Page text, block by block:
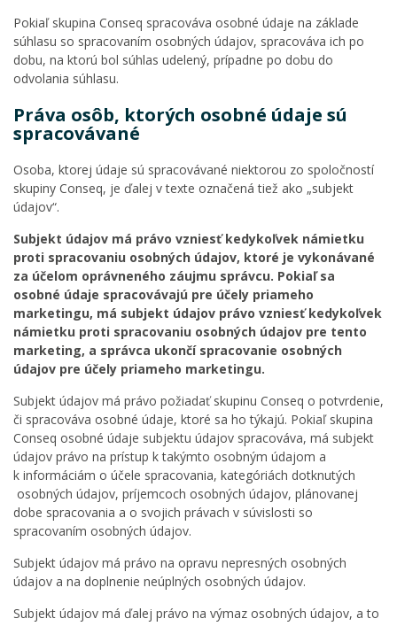
Pokiaľ skupina Conseq spracováva osobné údaje na základe
súhlasu so spracovaním osobných údajov, spracováva ich po
dobu, na ktorú bol súhlas udelený, prípadne po dobu do
odvolania súhlasu.
Práva osôb, ktorých osobné údaje sú
spracovávané
Osoba, ktorej údaje sú spracovávané niektorou zo spoločností
skupiny Conseq, je ďalej v texte označená tiež ako „subjekt
údajov“.
Subjekt údajov má právo vzniesť kedykoľvek námietku
proti spracovaniu osobných údajov, ktoré je vykonávané
za účelom oprávneného záujmu správcu. Pokiaľ sa
osobné údaje spracovávajú pre účely priameho
marketingu, má subjekt údajov právo vzniesť kedykoľvek
námietku proti spracovaniu osobných údajov pre tento
marketing, a správca ukončí spracovanie osobných
údajov pre účely priameho marketingu.
Subjekt údajov má právo požiadať skupinu Conseq o potvrdenie,
či spracováva osobné údaje, ktoré sa ho týkajú. Pokiaľ skupina
Conseq osobné údaje subjektu údajov spracováva, má subjekt
údajov právo na prístup k takýmto osobným údajom a
k informáciám o účele spracovania, kategóriách dotknutých
osobných údajov, príjemcoch osobných údajov, plánovanej
dobe spracovania a o svojich právach v súvislosti so
spracovaním osobných údajov.
Subjekt údajov má právo na opravu nepresných osobných
údajov a na doplnenie neúplných osobných údajov.
Subjekt údajov má ďalej právo na výmaz osobných údajov, a to